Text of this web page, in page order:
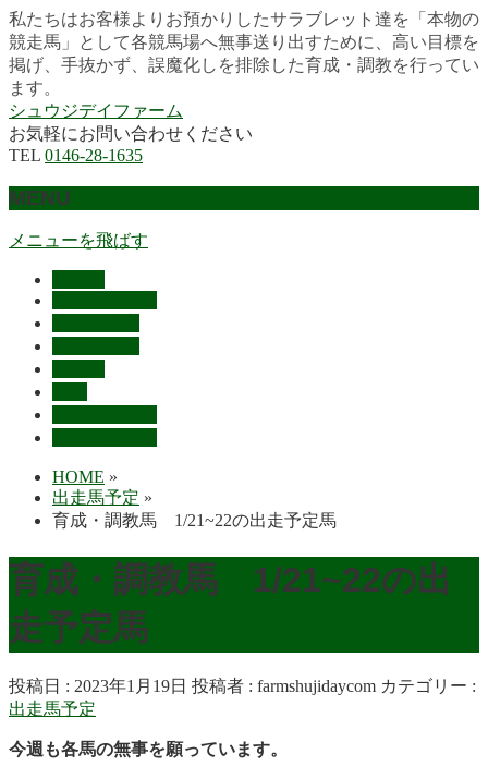
私たちはお客様よりお預かりしたサラブレット達を「本物の
競走馬」として各競馬場へ無事送り出すために、高い目標を
掲げ、手抜かず、誤魔化しを排除した育成・調教を行ってい
ます。
シュウジデイファーム
お気軽にお問い合わせください
TEL 0146-28-1635
MENU
メニューを飛ばす
HOME »
出走馬予定 »
育成・調教馬 1/21~22の出走予定馬
育成・調教馬 1/21~22の出
走予定馬
投稿日 : 2023年1月19日 投稿者 : farmshujidaycom カテゴリー :
出走馬予定
今週も各馬の無事を願っています。